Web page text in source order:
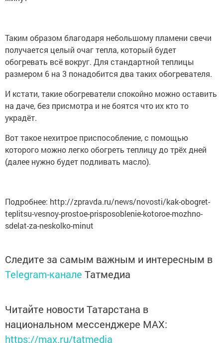
получается целый очаг тепла, который будет
обогревать всё вокруг. Для стандартной теплицы
размером 6 на 3 понадобится два таких обогревателя.
на даче, без присмотра и не боятся что их кто то
украдёт.
которого можно легко обогреть теплицу до трёх дней
(далее нужно будет подливать масло).
teplitsu-vesnoy-prostoe-prisposoblenie-kotoroe-mozhno-
sdelat-za-neskolko-minut
Telegram-каналеТатмедиа
Читайте новости Татарстана в
национальном мессенджере MАХ:
https://max.ru/tatmedia